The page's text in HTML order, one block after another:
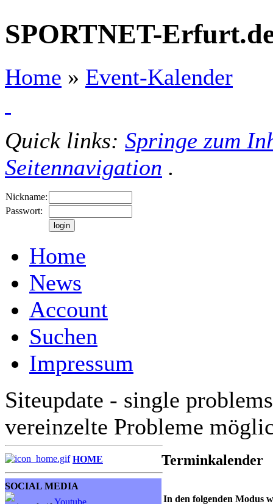
SPORTNET-
Home » Event-Kalender
Quick links: Springe zum
Seitennavigation .
Nickname:
Passwort:
Home
News
Account
Suchen
Impressum
Siteupdate - single
vereinzelte Probleme
HOME
SOCIAL MEDIA
Youtube
Terminkalender
In den folgenden Modus